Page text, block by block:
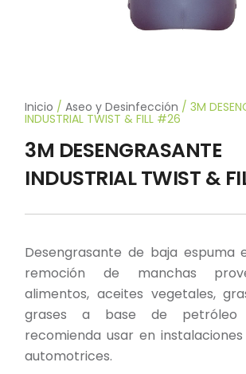
Inicio /Aseo y Desinfección / 3M
INDUSTRIAL TWIST & FILL #26
3M DESENGRASANTE
INDUSTRIAL TWIST &
Desengrasante de baja espuma
remoción de manchas
alimentos, aceites vegetales,
grases a base de petróleo
recomienda usar en
automotrices.